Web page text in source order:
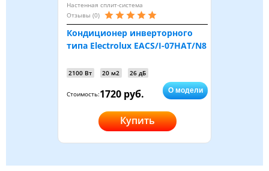
Настенная сплит-система
Отзывы (0)
Кондиционер инверторного
типа Electrolux EACS/I-07HAT/N8
2100 Вт 20 м2 26 дБ
Стоимость:1720 руб. О модели
Купить